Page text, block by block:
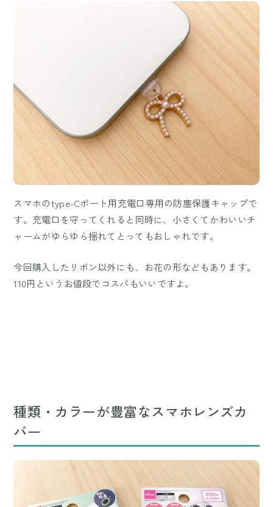
スマホのtype-Cポート用充電口専用の防塵保護キャップで
す。充電口を守ってくれると同時に、小さくてかわいいチ
ャームがゆらゆら揺れてとってもおしゃれです。
今回購入したリボン以外にも、お花の形などもあります。
110円というお値段でコスパもいいですよ。
種類・カラーが豊富なスマホレンズカ
バー